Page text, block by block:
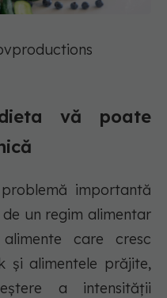
vă poate
importantă
un regim alimentar
care cresc
și alimentele prăjite,
a intensității